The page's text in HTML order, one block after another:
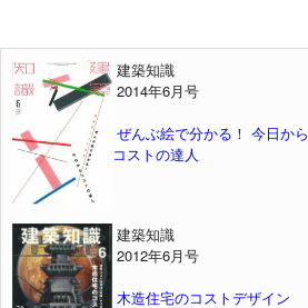
建築知識
2014年6月号
ぜんぶ絵で分かる！ 今日から
コストの達人
建築知識
2012年6月号
木造住宅のコストデザイン